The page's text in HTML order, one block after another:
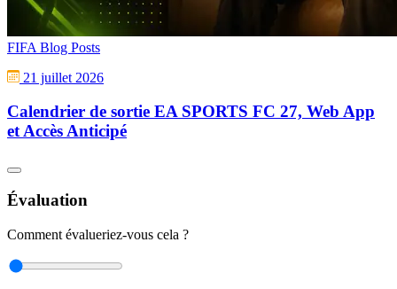
FIFA Blog Posts
21 juillet 2026
Calendrier de sortie EA SPORTS FC 27, Web App
et Accès Anticipé
Évaluation
Comment évalueriez-vous cela ?